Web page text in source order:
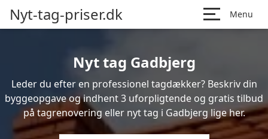
Nyt-tag-priser.dk Menu
Nyt tag Gadbjerg
Leder du efter en professionel tagdækker? Beskriv din
byggeopgave og indhent 3 uforpligtende og gratis tilbud
på tagrenovering eller nyt tag i Gadbjerg lige her.